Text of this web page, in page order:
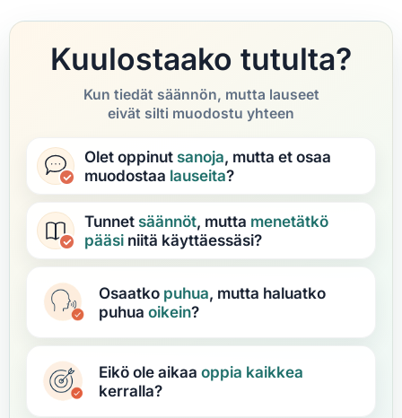
Kuulostaako tutulta?
Kun tiedät säännön, mutta lauseet
eivät silti muodostu yhteen
Olet oppinut sanoja, mutta et osaa
muodostaa lauseita?
Tunnet säännöt, mutta menetätkö
pääsi niitä käyttäessäsi?
Osaatko puhua, mutta haluatko
puhua oikein?
Eikö ole aikaa oppia kaikkea
kerralla?